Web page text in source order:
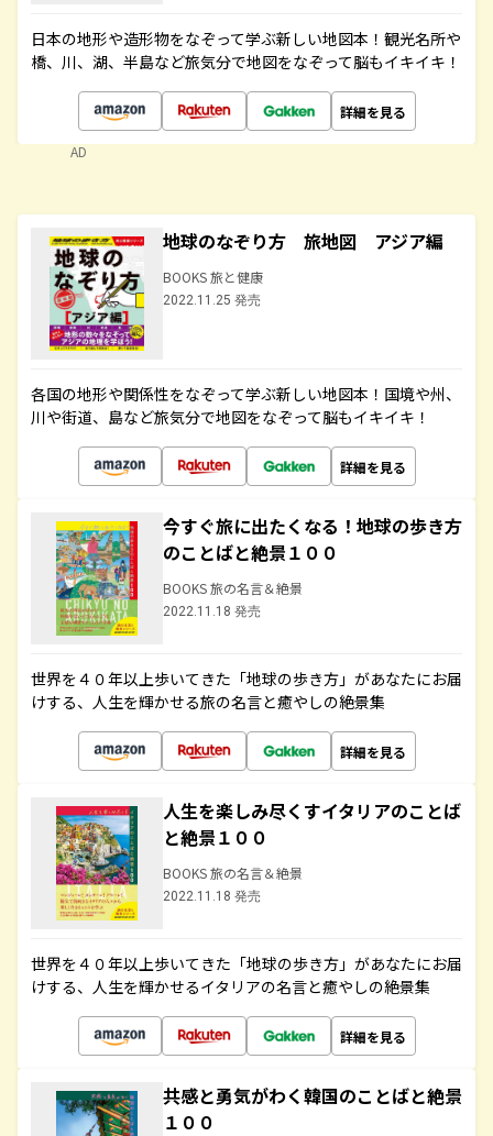
日本の地形や造形物をなぞって学ぶ新しい地図本！観光名所や
橋、川、湖、半島など旅気分で地図をなぞって脳もイキイキ！
詳細を見る
AD
地球のなぞり方 旅地図 アジア編
BOOKS 旅と健康
2022.11.25 発売
各国の地形や関係性をなぞって学ぶ新しい地図本！国境や州、
川や街道、島など旅気分で地図をなぞって脳もイキイキ！
詳細を見る
今すぐ旅に出たくなる！地球の歩き方
のことばと絶景１００
BOOKS 旅の名言＆絶景
2022.11.18 発売
世界を４０年以上歩いてきた「地球の歩き方」があなたにお届
けする、人生を輝かせる旅の名言と癒やしの絶景集
詳細を見る
人生を楽しみ尽くすイタリアのことば
と絶景１００
BOOKS 旅の名言＆絶景
2022.11.18 発売
世界を４０年以上歩いてきた「地球の歩き方」があなたにお届
けする、人生を輝かせるイタリアの名言と癒やしの絶景集
詳細を見る
共感と勇気がわく韓国のことばと絶景
１００